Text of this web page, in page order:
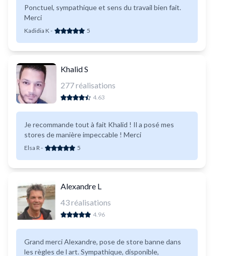
Ponctuel, sympathique et sens du travail bien fait.
Merci
Kadidia K- 5
Khalid S
277réalisations
4.63
Je recommande tout à fait Khalid ! Il a posé mes
stores de manière impeccable ! Merci
Elsa R- 5
Alexandre L
43réalisations
4.96
Grand merci Alexandre, pose de store banne dans
les règles de l art. Sympathique, disponible,